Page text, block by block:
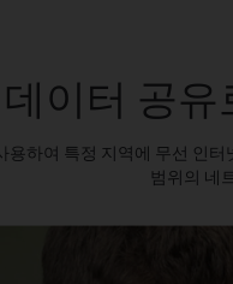
이터 공
용하여 특정 지역에 무선 인
범위의 네